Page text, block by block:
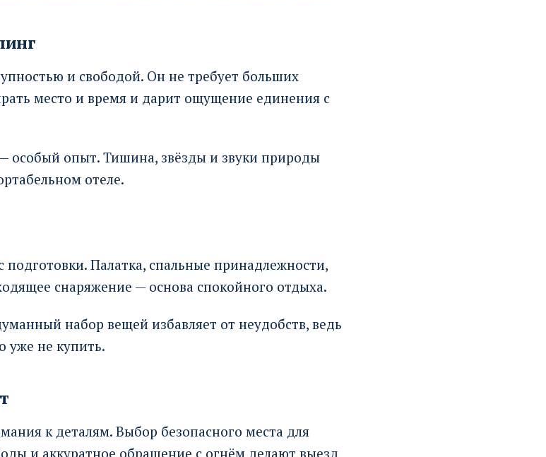
и свободой. Он не требует больших
место и время и дарит ощущение единения с
особый опыт. Тишина, звёзды и звуки природы
отеле.
Палатка, спальные принадлежности,
снаряжение — основа спокойного отдыха.
набор вещей избавляет от неудобств, ведь
уже не купить.
к деталям. Выбор безопасного места для
и аккуратное обращение с огнём делают выезд